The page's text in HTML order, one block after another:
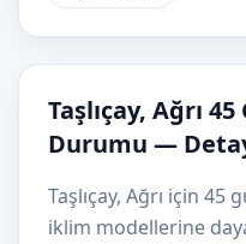
Taşlıçay, Ağrı
Durumu —
Taşlıçay, Ağrı için
iklim modellerine